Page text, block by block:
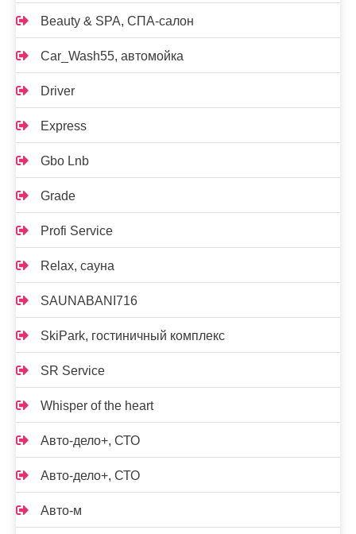
Beauty & SPA, СПА-салон
Car_Wash55, автомойка
Driver
Express
Gbo Lnb
Grade
Profi Service
Relax, сауна
SAUNABANI716
SkiPark, гостиничный комплекс
SR Service
Whisper of the heart
Авто-дело+, СТО
Авто-дело+, СТО
Авто-м